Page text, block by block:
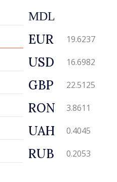
MDL
EUR 19.6237
USD 16.6982
GBP 22.5125
RON 3.8611
UAH 0.4045
RUB 0.2053